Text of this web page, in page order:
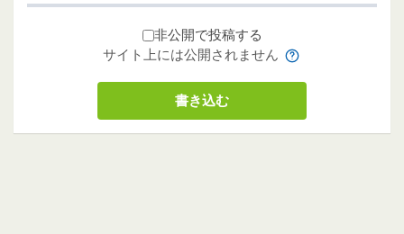
非公開で投稿する
サイト上には公開されません